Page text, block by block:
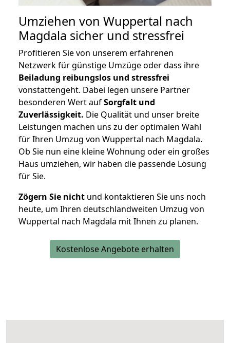
Umziehen von Wuppertal nach
Magdala sicher und stressfrei
Profitieren Sie von unserem erfahrenen
Netzwerk für günstige Umzüge oder dass ihre
Beiladung reibungslos und stressfrei
vonstattengeht. Dabei legen unsere Partner
besonderen Wert aufSorgfalt und
Zuverlässigkeit. Die Qualität und unser breite
Leistungen machen uns zu der optimalen Wahl
für Ihren Umzug von Wuppertal nach Magdala.
Ob Sie nun eine kleine Wohnung oder ein großes
Haus umziehen, wir haben die passende Lösung
für Sie.
Zögern Sie nicht und kontaktieren Sie uns noch
heute, um Ihren deutschlandweiten Umzug von
Wuppertal nach Magdala mit Ihnen zu planen.
Kostenlose Angebote erhalten